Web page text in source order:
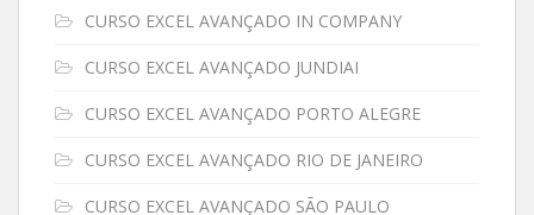
CURSO EXCEL AVANÇADO IN COMPANY
CURSO EXCEL AVANÇADO JUNDIAI
CURSO EXCEL AVANÇADO PORTO ALEGRE
CURSO EXCEL AVANÇADO RIO DE JANEIRO
CURSO EXCEL AVANÇADO SÃO PAULO